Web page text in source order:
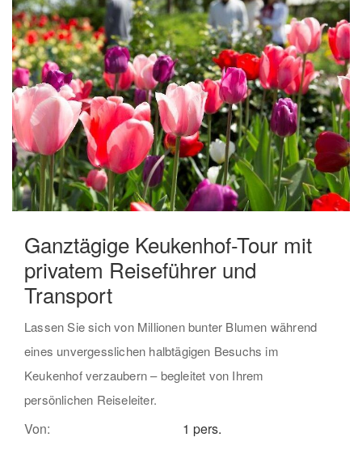
Ganztägige Keukenhof-Tour mit
privatem Reiseführer und
Transport
Lassen Sie sich von Millionen bunter Blumen während
eines unvergesslichen halbtägigen Besuchs im
Keukenhof verzaubern – begleitet von Ihrem
persönlichen Reiseleiter.
Von: 1 pers.